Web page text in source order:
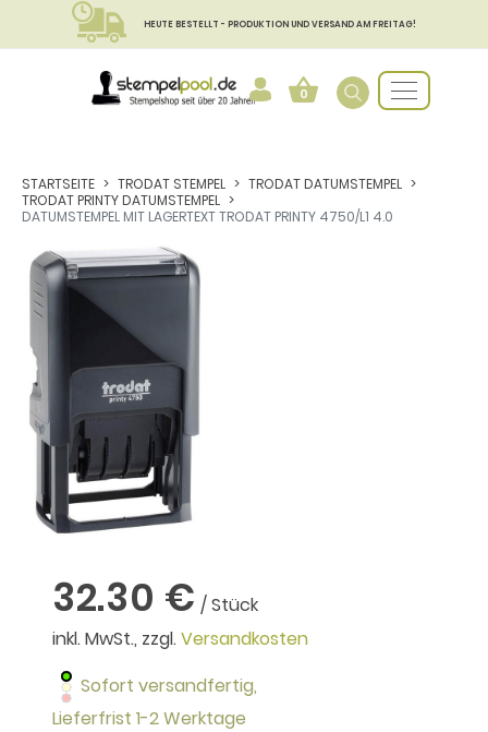
HEUTE BESTELLT - PRODUKTION UND VERSAND AM FREITAG!
0
STARTSEITE TRODAT STEMPEL
TRODAT DATUMSTEMPEL
TRODAT PRINTY DATUMSTEMPEL
DATUMSTEMPEL MIT LAGERTEXT TRODAT PRINTY 4750/L1 4.0
32.30 € / Stück
inkl. MwSt., zzgl.Versandkosten
Sofort versandfertig,
Lieferfrist 1-2 Werktage